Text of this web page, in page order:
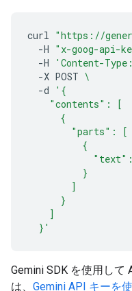
curl "https://
-H "x-goog-api-
-H
'Content-
-X POST \
-d
'{
    "contents": [
      {
        "parts": [
          {
          }
        ]
      }
    ]
  }'
Gemini SDK を使用して
は、 Gemini API キーを